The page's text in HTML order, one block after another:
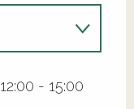
12:00 - 15:00